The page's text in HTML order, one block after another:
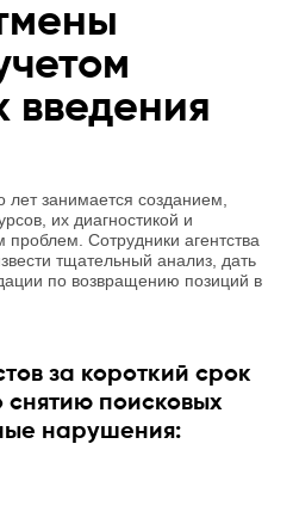
введения
занимается созданием,
их диагностикой и
Сотрудники агентства
тщательный анализ, дать
по возвращению позиций в
за короткий срок
снятию поисковых
нарушения: